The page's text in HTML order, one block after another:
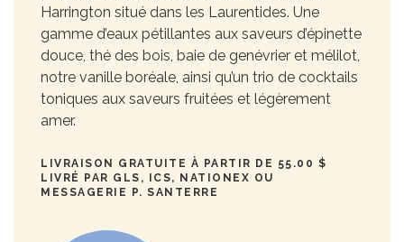
Harrington situé dans les Laurentides. Une
gamme d’eaux pétillantes aux saveurs d’épinette
douce, thé des bois, baie de genévrier et mélilot,
notre vanille boréale, ainsi qu’un trio de cocktails
toniques aux saveurs fruitées et légèrement
amer.
LIVRAISON GRATUITE À PARTIR DE 55.00 $
LIVRÉ PAR GLS, ICS, NATIONEX OU
MESSAGERIE P. SANTERRE